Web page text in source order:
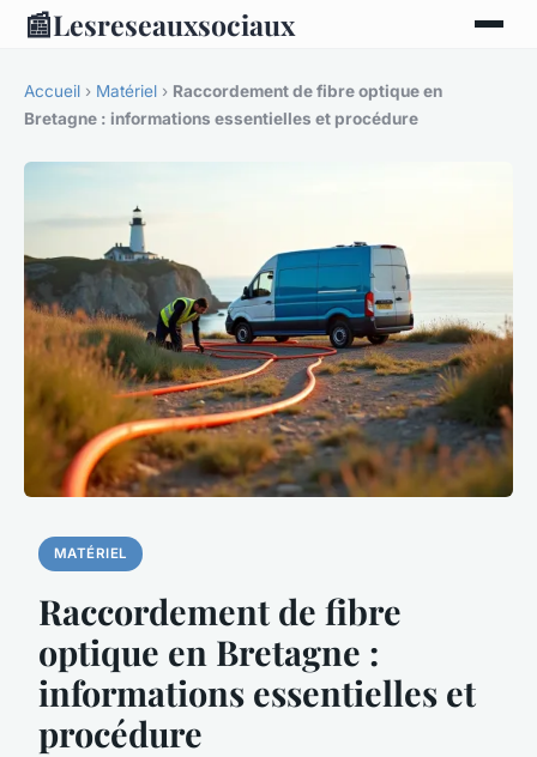
📰Lesreseauxsociaux
Accueil › Matériel › Raccordement de fibre optique en
Bretagne : informations essentielles et procédure
MATÉRIEL
Raccordement de fibre
optique en Bretagne :
informations essentielles et
procédure